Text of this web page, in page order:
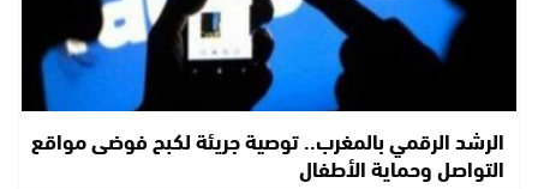
الرشد الرقمي بالمغرب.. توصية جريئة لكبح فوضى مواقع
التواصل وحماية الأطفال